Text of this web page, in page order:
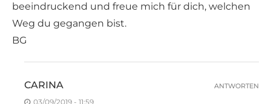
beeindruckend und freue mich für dich, welchen
Weg du gegangen bist.
BG
CARINA
03/09/2019 - 11:59
ANTWORTEN